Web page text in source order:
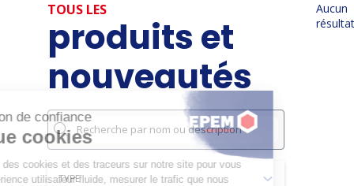
TOUS LES
produits et
nouveautés
TYPE
Aucun
résultat